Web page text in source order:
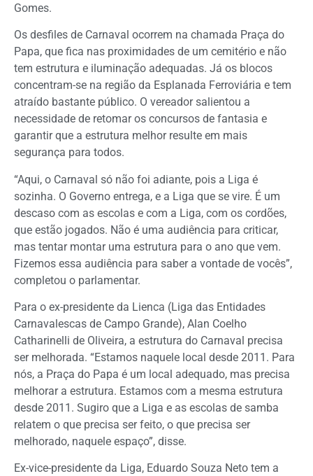
Gomes.
Os desfiles de Carnaval ocorrem na chamada Praça do
Papa, que fica nas proximidades de um cemitério e não
tem estrutura e iluminação adequadas. Já os blocos
concentram-se na região da Esplanada Ferroviária e tem
atraído bastante público. O vereador salientou a
necessidade de retomar os concursos de fantasia e
garantir que a estrutura melhor resulte em mais
segurança para todos.
“Aqui, o Carnaval só não foi adiante, pois a Liga é
sozinha. O Governo entrega, e a Liga que se vire. É um
descaso com as escolas e com a Liga, com os cordões,
que estão jogados. Não é uma audiência para criticar,
mas tentar montar uma estrutura para o ano que vem.
Fizemos essa audiência para saber a vontade de vocês”,
completou o parlamentar.
Para o ex-presidente da Lienca (Liga das Entidades
Carnavalescas de Campo Grande), Alan Coelho
Catharinelli de Oliveira, a estrutura do Carnaval precisa
ser melhorada. “Estamos naquele local desde 2011. Para
nós, a Praça do Papa é um local adequado, mas precisa
melhorar a estrutura. Estamos com a mesma estrutura
desde 2011. Sugiro que a Liga e as escolas de samba
relatem o que precisa ser feito, o que precisa ser
melhorado, naquele espaço”, disse.
Ex-vice-presidente da Liga, Eduardo Souza Neto tem a